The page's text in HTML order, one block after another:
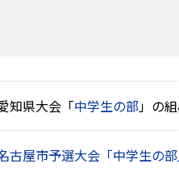
知県大会「中学生の部」の
古屋市予選大会「中学生の